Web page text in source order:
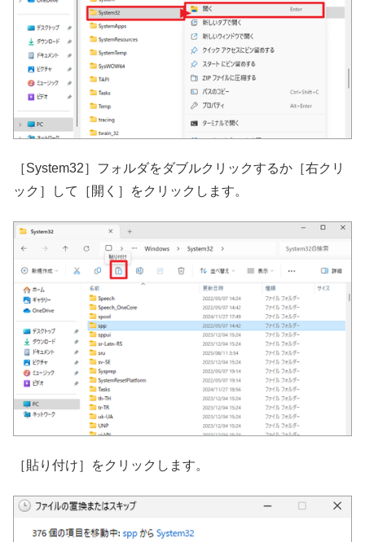
［System32］フォルダをダブルクリックするか［右クリ
ック］して［開く］をクリックします。
［貼り付け］をクリックします。